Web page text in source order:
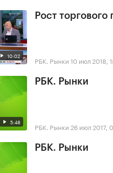
10:02
Рост
РБК. Рынки 10 июл 2018,
5:48
РБК. Рынки
РБК. Рынки 26 июл 2017,
РБК. Рынки